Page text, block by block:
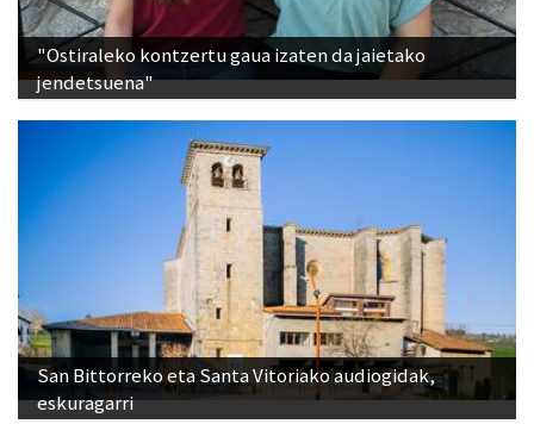
"Ostiraleko kontzertu gaua izaten da jaietako
jendetsuena"
San Bittorreko eta Santa Vitoriako audiogidak,
eskuragarri